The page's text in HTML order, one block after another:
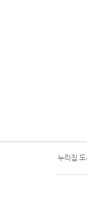
누리집 도